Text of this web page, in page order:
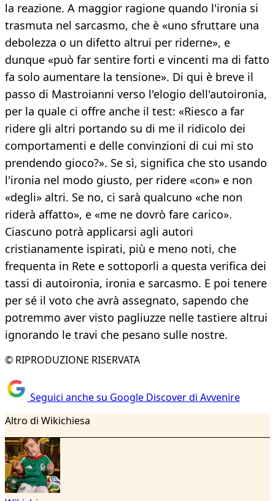
la reazione. A maggior ragione quando l'ironia si
trasmuta nel sarcasmo, che è «uno sfruttare una
debolezza o un difetto altrui per riderne», e
dunque «può far sentire forti e vincenti ma di fatto
fa solo aumentare la tensione». Di qui è breve il
passo di Mastroianni verso l'elogio dell'autoironia,
per la quale ci offre anche il test: «Riesco a far
ridere gli altri portando su di me il ridicolo dei
comportamenti e delle convinzioni di cui mi sto
prendendo gioco?». Se sì, significa che sto usando
l'ironia nel modo giusto, per ridere «con» e non
«degli» altri. Se no, ci sarà qualcuno «che non
riderà affatto», e «me ne dovrò fare carico».
Ciascuno potrà applicarsi agli autori
cristianamente ispirati, più e meno noti, che
frequenta in Rete e sottoporli a questa verifica dei
tassi di autoironia, ironia e sarcasmo. E poi tenere
per sé il voto che avrà assegnato, sapendo che
potremmo aver visto pagliuzze nelle tastiere altrui
ignorando le travi che pesano sulle nostre.
© RIPRODUZIONE RISERVATA
Seguici anche su Google Discover di Avvenire
Altro di Wikichiesa